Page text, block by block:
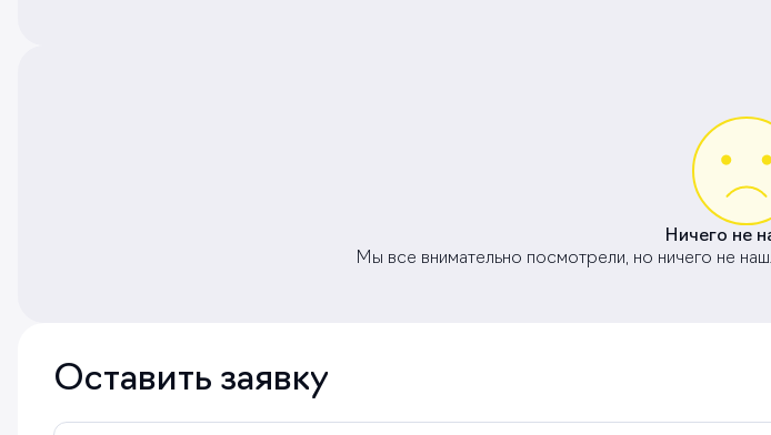
Ничего не
Мы все внимательно посмотрели, но ничего не
Оставить заявку